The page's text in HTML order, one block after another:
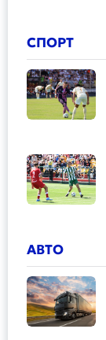
СПОРТ
АВТО